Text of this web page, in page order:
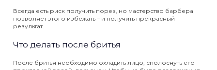
Всегда есть риск получить порез, но мастерство барбера
позволяет этого избежать – и получить прекрасный
результат.
Что делать после бритья
После бритья необходимо охладить лицо, сполоснуть его